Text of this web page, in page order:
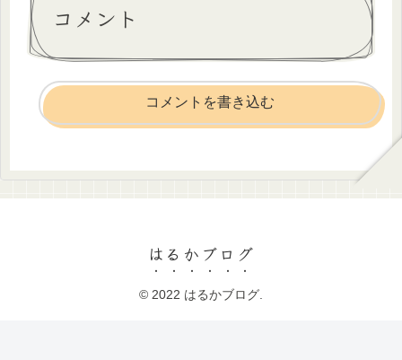
コメント
コメントを書き込む
はるかブログ
© 2022 はるかブログ.